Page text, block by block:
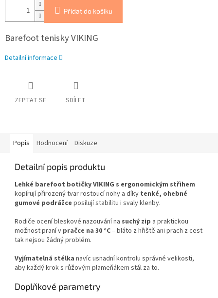
Přidat do košíku
Barefoot tenisky VIKING
Detailní informace
ZEPTAT SE SDÍLET
Popis Hodnocení Diskuze
Detailní popis produktu
Lehké barefoot botičky VIKING s ergonomickým střihem
kopírují přirozený tvar rostoucí nohy a díky tenké, ohebné
gumové podrážce posilují stabilitu i svaly klenby.
Rodiče ocení bleskové nazouvání na suchý zip a praktickou
možnost praní v pračce na 30 °C– bláto z hřiště ani prach z cest
tak nejsou žádný problém.
Vyjímatelná stélka navíc usnadní kontrolu správné velikosti,
aby každý krok s růžovým plameňákem stál za to.
Doplňkové parametry